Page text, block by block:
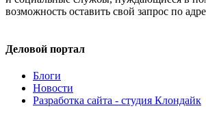
возможность оставить свой запрос по
Деловой портал
Блоги
Новости
Разработка сайта - студия Клондайк